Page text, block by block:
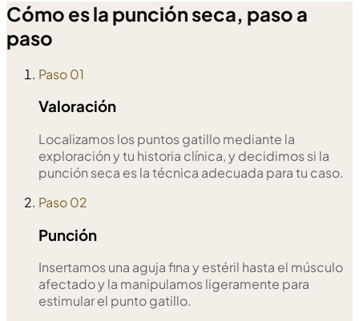
Cómo es la punción seca, paso a
paso
Paso 01
Valoración
Localizamos los puntos gatillo mediante la
exploración y tu historia clínica, y decidimos si la
punción seca es la técnica adecuada para tu caso.
Paso 02
Punción
Insertamos una aguja fina y estéril hasta el músculo
afectado y la manipulamos ligeramente para
estimular el punto gatillo.